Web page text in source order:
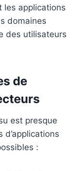
les applications
domaines
des utilisateurs
de
est presque
d’applications
: